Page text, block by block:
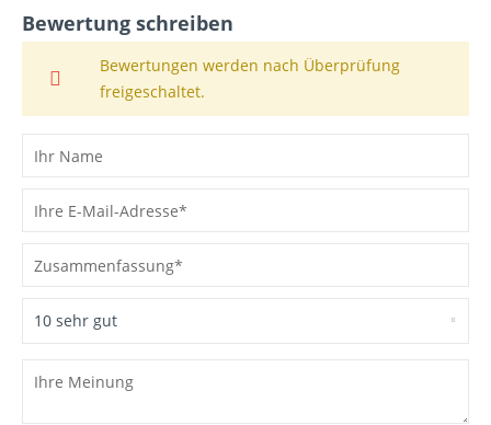
Bewertung schreiben
Bewertungen werden nach Überprüfung
freigeschaltet.